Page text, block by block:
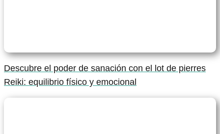
Descubre el poder de sanación con el lot de pierres
Reiki: equilibrio físico y emocional